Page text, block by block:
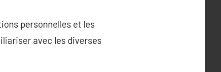
personnelles et les
avec les diverses